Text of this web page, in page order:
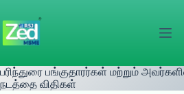
content
பரிந்துரை பங்குதாரர்கள் மற்றும்
நடத்தை விதிகள்